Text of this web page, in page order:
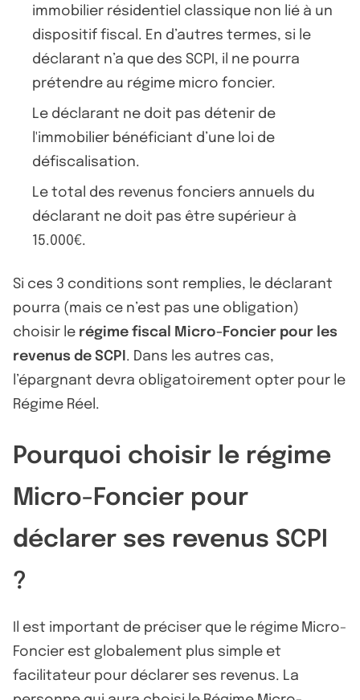
immobilier résidentiel classique non lié à un
dispositif fiscal. En d’autres termes, si le
déclarant n’a que des SCPI, il ne pourra
prétendre au régime micro foncier.
Le déclarant ne doit pas détenir de
l'immobilier bénéficiant d’une loi de
défiscalisation.
Le total des revenus fonciers annuels du
déclarant ne doit pas être supérieur à
15.000€.
Si ces 3 conditions sont remplies, le déclarant
pourra (mais ce n’est pas une obligation)
choisir le régime fiscal Micro-Foncier pour les
revenus de SCPI . Dans les autres cas,
l’épargnant devra obligatoirement opter pour le
Régime Réel.
Pourquoi choisir le régime
Micro-Foncier pour
déclarer ses revenus SCPI
?
Il est important de préciser que le régime Micro-
Foncier est globalement plus simple et
facilitateur pour déclarer ses revenus. La